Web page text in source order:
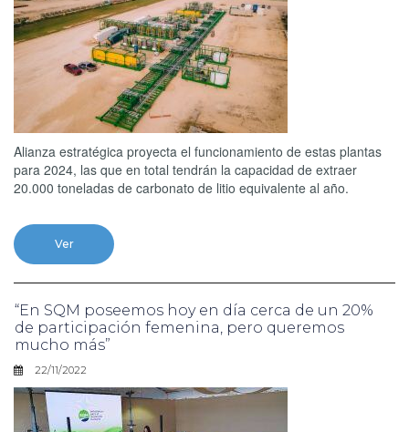
Alianza estratégica proyecta el funcionamiento de estas plantas
para 2024, las que en total tendrán la capacidad de extraer
20.000 toneladas de carbonato de litio equivalente al año.
Ver
“En SQM poseemos hoy en día cerca de un 20%
de participación femenina, pero queremos
mucho más”
22/11/2022